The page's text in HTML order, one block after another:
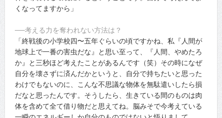
くなってますから」
──考える力を奪われない方法は？
「終戦後の小学校四〜五年ぐらいの頃ですかね、私『人間が
地球上で一番の害虫だな』と思い至って、『人間、やめたろ
か』と三秒ほど考えたことがあるんです（笑）その時になぜ
自分を壊さずに済んだかというと、自分で持ちたいと思った
わけでもないのに、こんな不思議な物体を無駄遣いしたら損
だなと思ったんです。そうしたら、生きている間のものは肉
体を含めて全て借り物だと思えてね。脳みそで今考えている